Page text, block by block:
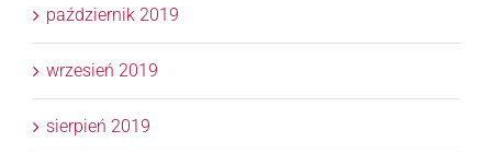
październik 2019
wrzesień 2019
sierpień 2019